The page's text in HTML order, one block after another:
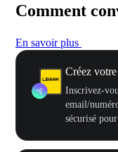
Comment
En savoir plus
Créez
Inscrivez-
email/
sécurisé